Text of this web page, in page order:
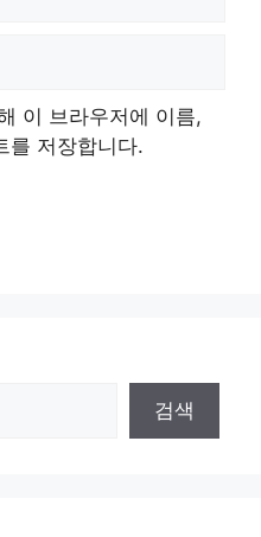
이 브라우저에 이름,
를 저장합니다.
검색